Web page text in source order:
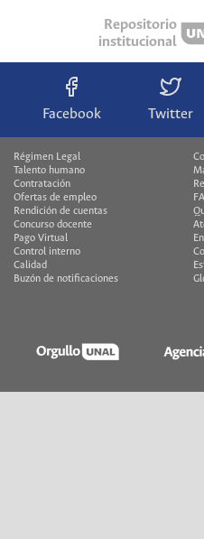
Repositorio
institucional
Facebook Twitter
Régimen Legal
Talento humano
Contratación
Ofertas de empleo
Rendición de cuentas
Concurso docente
Pago Virtual
Control interno
Calidad
Buzón de notificaciones